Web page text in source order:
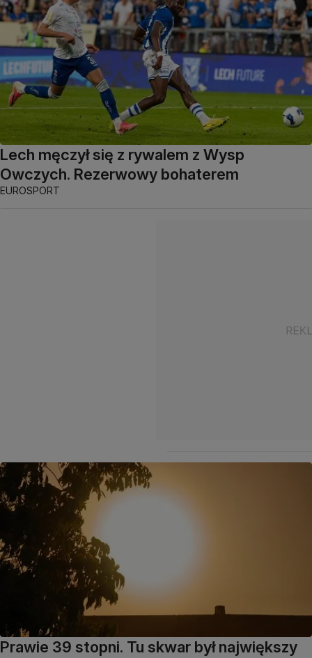
Lech męczył się z rywalem z Wysp
Owczych. Rezerwowy bohaterem
EUROSPORT
Prawie 39 stopni. Tu skwar był największy